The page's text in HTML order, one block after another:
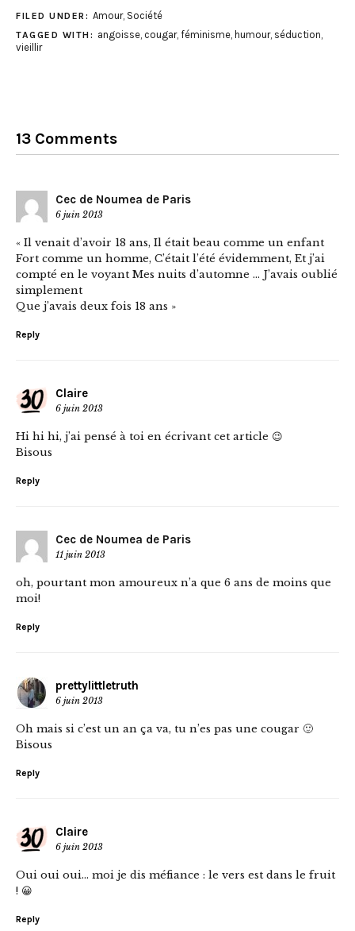
FILED UNDER: Amour, Société
TAGGED WITH: angoisse, cougar, féminisme, humour, séduction
vieillir
13 Comments
Cec de Noumea de Paris
6 juin 2013
« Il venait d’avoir 18 ans, Il était beau comme un enfant
Fort comme un homme, C’était l’été évidemment, Et j’ai
compté en le voyant Mes nuits d’automne … J’avais oublié
simplement
Que j’avais deux fois 18 ans »
Reply
Claire
6 juin 2013
Hi hi hi, j’ai pensé à toi en écrivant cet article 😉
Bisous
Reply
Cec de Noumea de Paris
11 juin 2013
oh, pourtant mon amoureux n’a que 6 ans de moins que
moi!
Reply
prettylittletruth
6 juin 2013
Oh mais si c’est un an ça va, tu n’es pas une cougar 🙂
Bisous
Reply
Claire
6 juin 2013
Oui oui oui… moi je dis méfiance : le vers est dans le fruit
! 😀
Reply